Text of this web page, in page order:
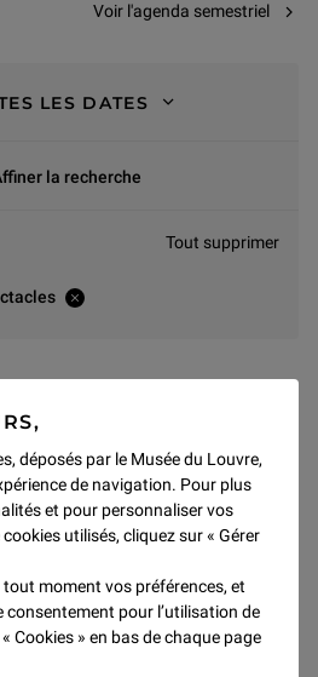
déposés par le Musée du Louvre,
de navigation. Pour plus
et pour personnaliser vos
utilisés, cliquez sur « Gérer
moment vos préférences, et
pour l’utilisation de
Cookies » en bas de chaque page
Voir l'agenda semestriel
LES DATES
la recherche
Tout supprimer
mois